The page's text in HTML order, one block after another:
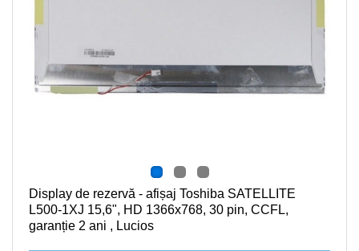
Display de rezervă - afișaj Toshiba SATELLITE
L500-1XJ 15,6", HD 1366x768, 30 pin, CCFL,
garanție 2 ani , Lucios